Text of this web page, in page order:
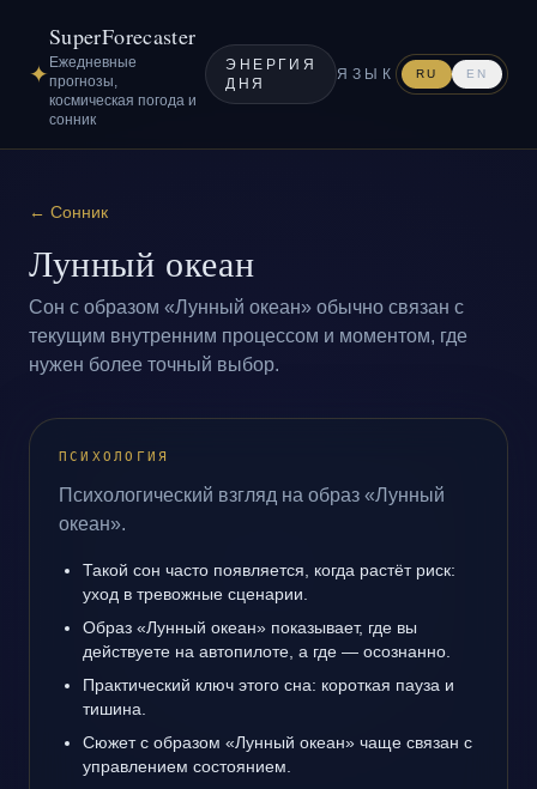
✦
SuperForecaster
Ежедневные
прогнозы,
космическая погода и
сонник
ЭНЕРГИЯ
ДНЯ
ЯЗЫК RU EN
← Сонник
Лунный океан
Сон с образом «Лунный океан» обычно связан с
текущим внутренним процессом и моментом, где
нужен более точный выбор.
ПСИХОЛОГИЯ
Психологический взгляд на образ «Лунный
океан».
Такой сон часто появляется, когда растёт риск:
уход в тревожные сценарии.
Образ «Лунный океан» показывает, где вы
действуете на автопилоте, а где — осознанно.
Практический ключ этого сна: короткая пауза и
тишина.
Сюжет с образом «Лунный океан» чаще связан с
управлением состоянием.